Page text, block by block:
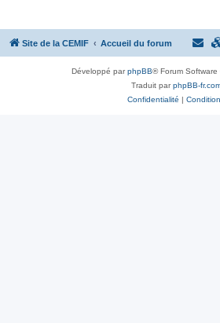
Site de la CEMIF Accueil du forum
Développé parphpBB® Forum
Traduit parphpBB-
Confidentialité |